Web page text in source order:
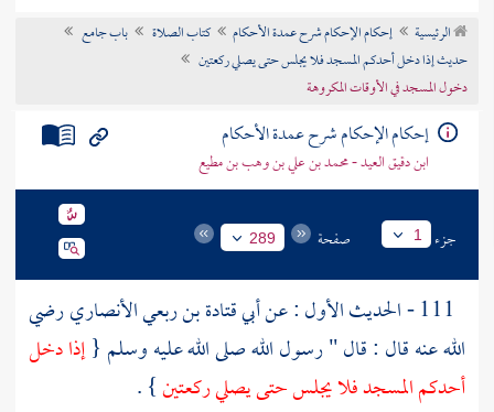
تراجم الأعلام
الرئيسية إحكام الإحكام شرح عمدة الأحكام كتاب الصلاة
باب جامع
حديث إذا دخل أحدكم المسجد فلا يجلس حتى يصلي ركعتين
دخول المسجد في الأوقات المكروهة
إحكام الإحكام شرح عمدة الأحكام
ابن دقيق العيد - محمد بن علي بن وهب بن مطيع
جزء 1 صفحة 289
أبي قتادة بن ربعي الأنصاريرضي
الله عنه قال : قال " رسول الله صلى الله عليه وسلم {إذا دخل
أحدكم المسجد فلا يجلس حتى يصلي ركعتين} .